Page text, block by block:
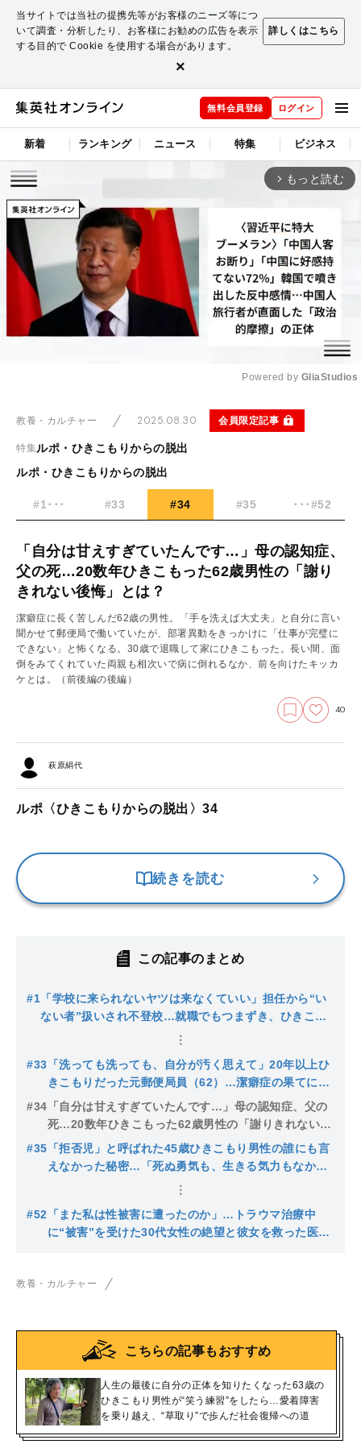
当サイトでは当社の提携先等がお客様のニーズ等につ
いて調査・分析したり、お客様にお勧めの広告を表示
する目的で Cookie を使用する場合があります。
詳しくはこちら
×
無料会員登録 ログイン
新着 ランキング ニュース 特集 ビジネス
arrow_forward_ios もっと読む
Mute
Powered by GliaStudios
教養・カルチャー 2025.08.30 会員限定記事
特集ルポ・ひきこもりからの脱出
ルポ・ひきこもりからの脱出
#1･･･ #33 #34 #35 ･･･#52
「自分は甘えすぎていたんです…」母の認知症、
父の死…20数年ひきこもった62歳男性の「謝り
きれない後悔」とは？
潔癖症に長く苦しんだ62歳の男性。「手を洗えば大丈夫」と自分に言い
聞かせて郵便局で働いていたが、部署異動をきっかけに「仕事が完璧に
できない」と怖くなる。30歳で退職して家にひきこもった。長い間、面
倒をみてくれていた両親も相次いで病に倒れるなか、前を向けたキッカ
ケとは。
（前後編の後編）
40
萩原絹代
ルポ〈ひきこもりからの脱出〉34
続きを読む
この記事のまとめ
#1 「学校に来られないヤツは来なくていい」担任から“い
ない者”扱いされ不登校…就職でもつまずき、ひきこも
りに。親に「働かないなら家から出ていけ！」と言わ
#33 「洗っても洗っても、自分が汚く思えて」20年以上ひ
きこもりだった元郵便局員（62）…潔癖症の果てに崩
れた心
#34 「自分は甘えすぎていたんです…」母の認知症、父の
死…20数年ひきこもった62歳男性の「謝りきれない後
悔」とは？
#35 「拒否児」と呼ばれた45歳ひきこもり男性の誰にも言
えなかった秘密…「死ぬ勇気も、生きる気力もなかっ
た」20歳で終わらせたかった壮絶半生
#52 「また私は性被害に遭ったのか」…トラウマ治療中
に“被害”を受けた30代女性の絶望と彼女を救った医師
教養・カルチャー
こちらの記事もおすすめ
人生の最後に自分の正体を知りたくなった63歳の
ひきこもり男性が“笑う練習”をしたら…愛着障害
を乗り越え、“草取り”で歩んだ社会復帰への道